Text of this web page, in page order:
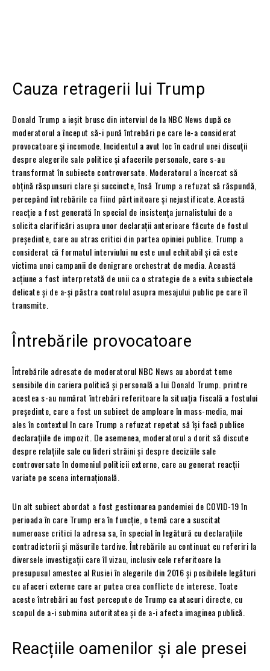
Cauza retragerii lui Trump
Donald Trump a ieșit brusc din interviul de la NBC News după ce
moderatorul a început să-i pună întrebări pe care le-a considerat
provocatoare și incomode. Incidentul a avut loc în cadrul unei discuții
despre alegerile sale politice și afacerile personale, care s-au
transformat în subiecte controversate. Moderatorul a încercat să
obțină răspunsuri clare și succincte, însă Trump a refuzat să răspundă,
percepând întrebările ca fiind părtinitoare și nejustificate. Această
reacție a fost generată în special de insistența jurnalistului de a
solicita clarificări asupra unor declarații anterioare făcute de fostul
președinte, care au atras critici din partea opiniei publice. Trump a
considerat că formatul interviului nu este unul echitabil și că este
victima unei campanii de denigrare orchestrat de media. Această
acțiune a fost interpretată de unii ca o strategie de a evita subiectele
delicate și de a-și păstra controlul asupra mesajului public pe care îl
transmite.
Întrebările provocatoare
Întrebările adresate de moderatorul NBC News au abordat teme
sensibile din cariera politică și personală a lui Donald Trump. printre
acestea s-au numărat întrebări referitoare la situația fiscală a fostului
președinte, care a fost un subiect de amploare în mass-media, mai
ales în contextul în care Trump a refuzat repetat să își facă publice
declarațiile de impozit. De asemenea, moderatorul a dorit să discute
despre relațiile sale cu lideri străini și despre deciziile sale
controversate în domeniul politicii externe, care au generat reacții
variate pe scena internațională.
Un alt subiect abordat a fost gestionarea pandemiei de COVID-19 în
perioada în care Trump era în funcție, o temă care a suscitat
numeroase critici la adresa sa, în special în legătură cu declarațiile
contradictorii și măsurile tardive. Întrebările au continuat cu referiri la
diversele investigații care îl vizau, inclusiv cele referitoare la
presupusul amestec al Rusiei în alegerile din 2016 și posibilele legături
cu afaceri externe care ar putea crea conflicte de interese. Toate
aceste întrebări au fost percepute de Trump ca atacuri directe, cu
scopul de a-i submina autoritatea și de a-i afecta imaginea publică.
Reacțiile oamenilor și ale presei